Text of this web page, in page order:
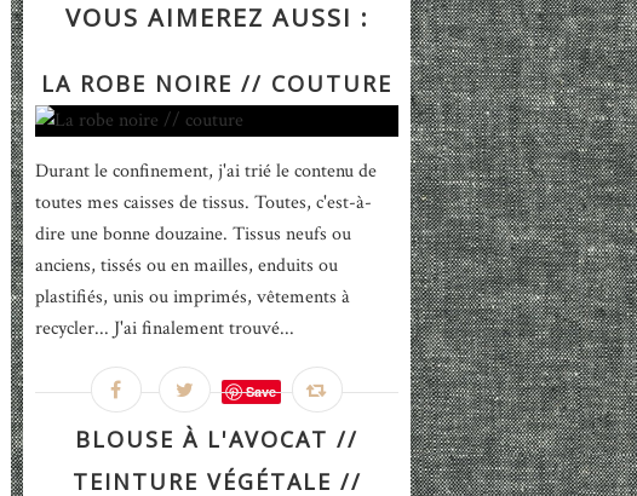
VOUS AIMEREZ AUSSI :
LA ROBE NOIRE // COUTURE
Durant le confinement, j'ai trié le contenu de
toutes mes caisses de tissus. Toutes, c'est-à-
dire une bonne douzaine. Tissus neufs ou
anciens, tissés ou en mailles, enduits ou
plastifiés, unis ou imprimés, vêtements à
recycler... J'ai finalement trouvé...
Save
BLOUSE À L'AVOCAT //
TEINTURE VÉGÉTALE //